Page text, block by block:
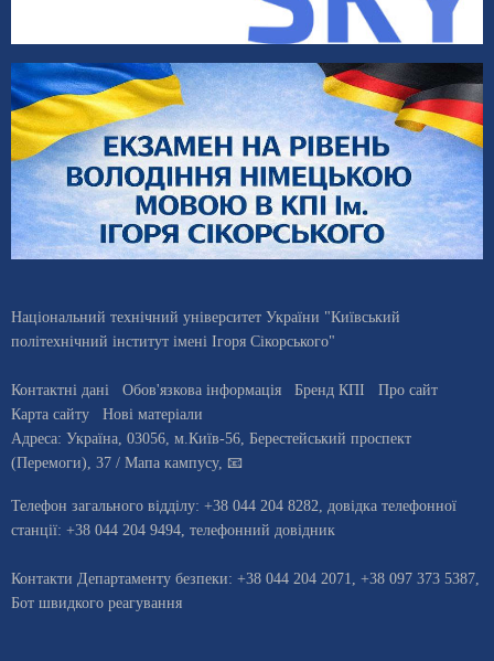
Національний технічний університет України "Київський
політехнічний інститут імені Ігоря Сікорського"
Контактні дані Обов'язкова інформація Бренд КПІ
Про сайт
Карта сайту
Нові матеріали
Адреса: Україна 03056 , м. Київ-56, Берестейський проспект
(Перемоги), 37 / Мапа кампусу, 📧
Телефон загального відділу: +38 044 204 8282 , довiдка телефонної
станцiї: +38 044 204 9494 телефонний довідник
Контакти Департаменту безпеки: +38 044 204 2071, +38 097 373 5387,
Бот швидкого реагування